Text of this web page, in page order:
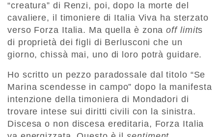
“creatura” di Renzi, poi, dopo la morte del
cavaliere, il timoniere di Italia Viva ha sterzato
verso Forza Italia. Ma quella è zonaoff limits
di proprietà dei figli di Berlusconi che un
giorno, chissà mai, uno di loro potrà guidare.
Ho scritto un pezzo paradossale dal titolo “Se
Marina scendesse in campo” dopo la manifesta
intenzione della timoniera di Mondadori di
trovare intese sui diritti civili con la sinistra.
Discesa o non discesa ereditaria, Forza Italia